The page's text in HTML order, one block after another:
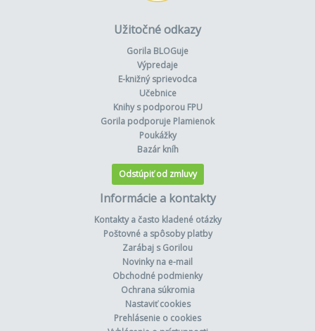
Užitočné odkazy
Gorila BLOGuje
Výpredaje
E-knižný sprievodca
Učebnice
Knihy s podporou FPU
Gorila podporuje Plamienok
Poukážky
Bazár kníh
Odstúpiť od zmluvy
Informácie a kontakty
Kontakty a často kladené otázky
Poštovné a spôsoby platby
Zarábaj s Gorilou
Novinky na e-mail
Obchodné podmienky
Ochrana súkromia
Nastaviť cookies
Prehlásenie o cookies